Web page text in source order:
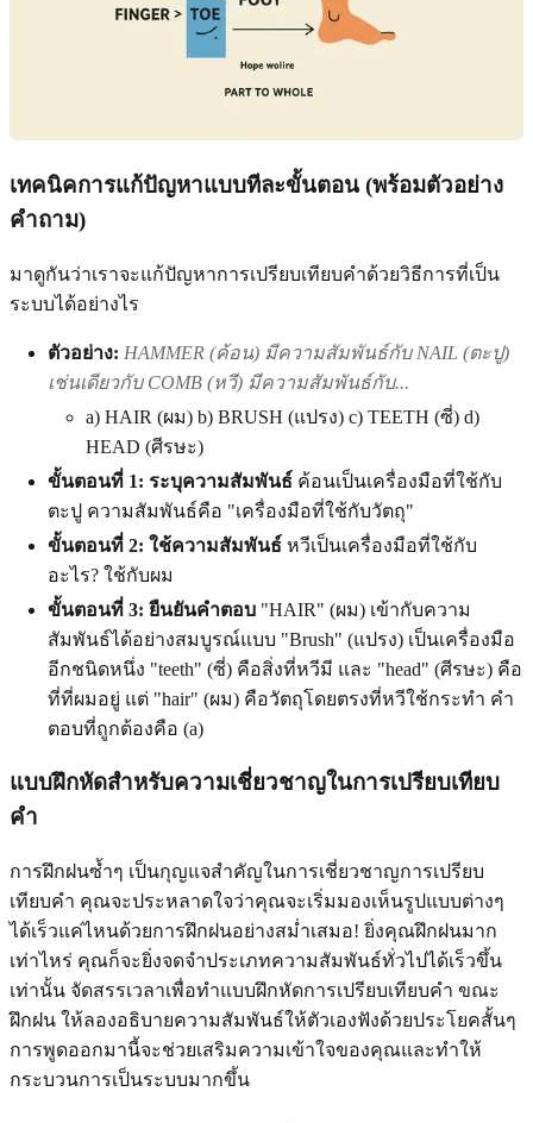
เทคนิคการแก้ปัญหาแบบทีละขั้นตอน (พร้อมตัวอย่าง
คำถาม)
มาดูกันว่าเราจะแก้ปัญหาการเปรียบเทียบคำด้วยวิธีการที่เป็น
ระบบได้อย่างไร
ตัวอย่าง: HAMMER (ค้อน) มีความสัมพันธ์กับ NAIL (ตะปู)
เช่นเดียวกับ COMB (หวี) มีความสัมพันธ์กับ...
a) HAIR (ผม) b) BRUSH (แปรง) c) TEETH (ซี่) d)
HEAD (ศีรษะ)
ขั้นตอนที่ 1: ระบุความสัมพันธ์ ค้อนเป็นเครื่องมือที่ใช้กับ
ตะปู ความสัมพันธ์คือ "เครื่องมือที่ใช้กับวัตถุ"
ขั้นตอนที่ 2: ใช้ความสัมพันธ์ หวีเป็นเครื่องมือที่ใช้กับ
อะไร? ใช้กับผม
ขั้นตอนที่ 3: ยืนยันคำตอบ "HAIR" (ผม) เข้ากับความ
สัมพันธ์ได้อย่างสมบูรณ์แบบ "Brush" (แปรง) เป็นเครื่องมือ
อีกชนิดหนึ่ง "teeth" (ซี่) คือสิ่งที่หวีมี และ "head" (ศีรษะ) คือ
ที่ที่ผมอยู่ แต่ "hair" (ผม) คือวัตถุโดยตรงที่หวีใช้กระทำ คำ
ตอบที่ถูกต้องคือ (a)
แบบฝึกหัดสำหรับความเชี่ยวชาญในการเปรียบเทียบ
คำ
การฝึกฝนซ้ำๆ เป็นกุญแจสำคัญในการเชี่ยวชาญการเปรียบ
เทียบคำ คุณจะประหลาดใจว่าคุณจะเริ่มมองเห็นรูปแบบต่างๆ
ได้เร็วแค่ไหนด้วยการฝึกฝนอย่างสม่ำเสมอ! ยิ่งคุณฝึกฝนมาก
เท่าไหร่ คุณก็จะยิ่งจดจำประเภทความสัมพันธ์ทั่วไปได้เร็วขึ้น
เท่านั้น จัดสรรเวลาเพื่อทำแบบฝึกหัดการเปรียบเทียบคำ ขณะ
ฝึกฝน ให้ลองอธิบายความสัมพันธ์ให้ตัวเองฟังด้วยประโยคสั้นๆ
การพูดออกมานี้จะช่วยเสริมความเข้าใจของคุณและทำให้
กระบวนการเป็นระบบมากขึ้น